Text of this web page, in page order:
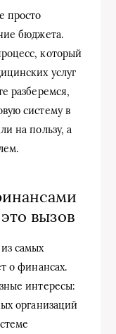
просто
бюджета.
который
услуг
разберемся,
систему в
на пользу, а
вызов
самых
о финансах.
интересы:
организаций